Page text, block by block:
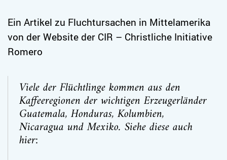
Ein Artikel zu Fluchtursachen in Mittelamerika
von der Website der CIR – Christliche Initiative
Romero
Viele der Flüchtlinge kommen aus den
Kaffeeregionen der wichtigen Erzeugerländer
Guatemala, Honduras, Kolumbien,
Nicaragua und Mexiko. Siehe diese auch
hier: